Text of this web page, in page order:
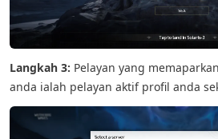
Langkah 3: Pelayan yang
anda ialah pelayan aktif profil anda